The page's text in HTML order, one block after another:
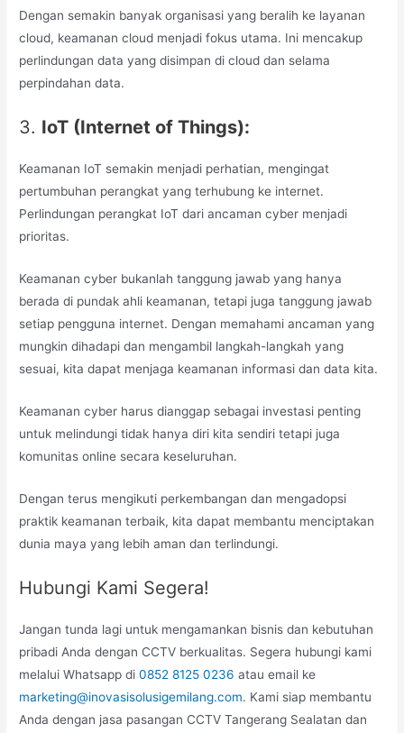
Dengan semakin banyak organisasi yang beralih ke layanan
cloud, keamanan cloud menjadi fokus utama. Ini mencakup
perlindungan data yang disimpan di cloud dan selama
perpindahan data.
3. IoT (Internet of Things):
Keamanan IoT semakin menjadi perhatian, mengingat
pertumbuhan perangkat yang terhubung ke internet.
Perlindungan perangkat IoT dari ancaman cyber menjadi
prioritas.
Keamanan cyber bukanlah tanggung jawab yang hanya
berada di pundak ahli keamanan, tetapi juga tanggung jawab
setiap pengguna internet. Dengan memahami ancaman yang
mungkin dihadapi dan mengambil langkah-langkah yang
sesuai, kita dapat menjaga keamanan informasi dan data kita.
Keamanan cyber harus dianggap sebagai investasi penting
untuk melindungi tidak hanya diri kita sendiri tetapi juga
komunitas online secara keseluruhan.
Dengan terus mengikuti perkembangan dan mengadopsi
praktik keamanan terbaik, kita dapat membantu menciptakan
dunia maya yang lebih aman dan terlindungi.
Hubungi Kami Segera!
Jangan tunda lagi untuk mengamankan bisnis dan kebutuhan
pribadi Anda dengan CCTV berkualitas. Segera hubungi kami
melalui Whatsapp di0852 8125 0236 atau email ke
marketing@inovasisolusigemilang.com. Kami siap membantu
Anda dengan jasa pasangan CCTV Tangerang Sealatan dan